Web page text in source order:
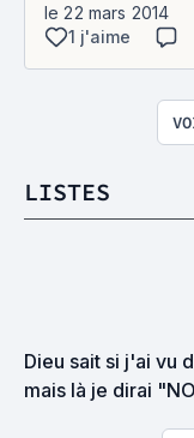
le 22 mars 2014
1 j'aime
LISTES
Dieu sait si j'ai vu
mais là je dirai